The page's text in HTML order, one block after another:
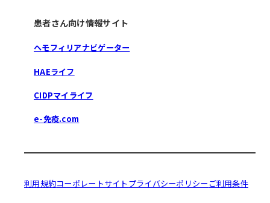
患者さん向け情報サイト
ヘモフィリアナビゲーター
HAEライフ
CIDPマイライフ
e-免疫.com
利用規約コーポレートサイト プライバシーポリシー ご利用条件